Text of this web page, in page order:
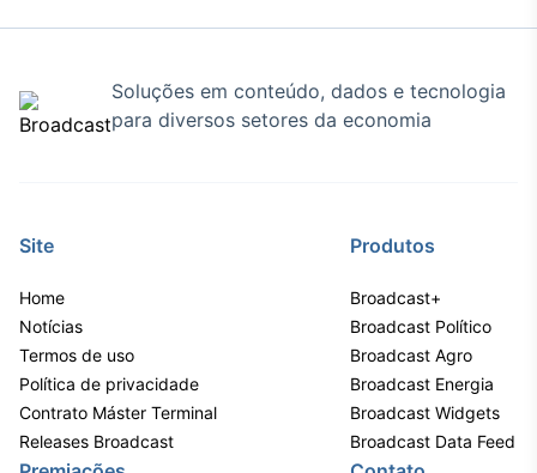
Soluções em conteúdo, dados e tecnologia
para diversos setores da economia
Site
Home
Notícias
Termos de uso
Política de privacidade
Contrato Máster Terminal
Releases Broadcast
Produtos
Broadcast+
Broadcast Político
Broadcast Agro
Broadcast Energia
Broadcast Widgets
Broadcast Data Feed